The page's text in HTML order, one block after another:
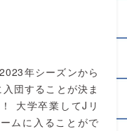
年シーズンから
団することが決ま
大学卒業してJリ
ムに入ることがで